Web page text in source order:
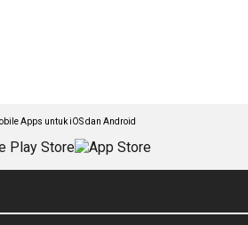
Apps untuk iOS dan Android